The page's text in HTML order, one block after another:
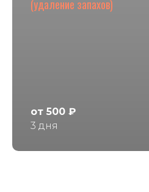
(удаление запахов)
от 500 ₽
3 дня